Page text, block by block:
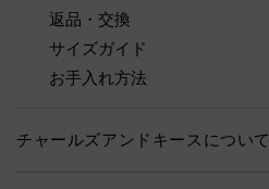
返品・交換
サイズガイド
お手入れ方法
チャールズアンドキースについて